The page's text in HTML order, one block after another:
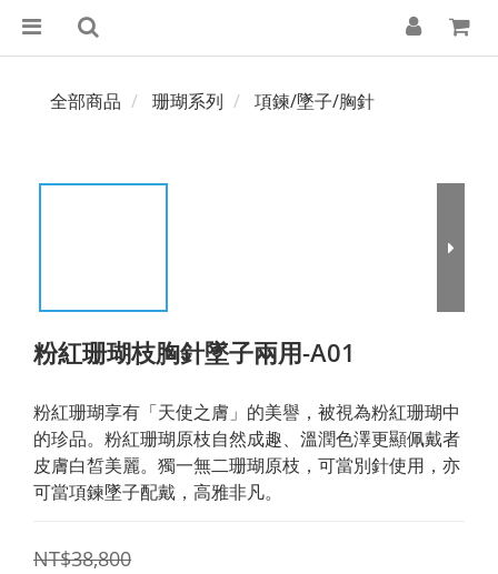
全部商品 珊瑚系列 項鍊/墜子/胸針
粉紅珊瑚枝胸針墜子兩用-A01
粉紅珊瑚享有「天使之膚」的美譽，被視為粉紅珊瑚中
的珍品。粉紅珊瑚原枝自然成趣、溫潤色澤更顯佩戴者
皮膚白皙美麗。獨一無二珊瑚原枝，可當別針使用，亦
可當項鍊墜子配戴，高雅非凡。
NT$38,800